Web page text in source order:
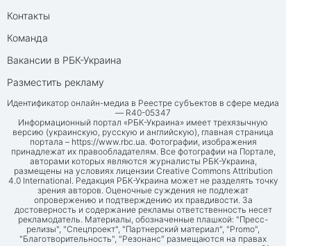
Контакты
Команда
Вакансии в РБК-Украина
Разместить рекламу
Идентификатор онлайн-медиа в Реестре субъектов в сфере медиа
— R40-05347
Информационный портал «РБК-Украина» имеет трехязычную
версию (украинскую, русскую и английскую), главная страница
портала – https://www.rbc.ua. Фотографии, изображения
принадлежат их правообладателям. Все фотографии на Портале,
авторами которых являются журналисты РБК-Украина,
размещены на условиях лицензии Creative Commons Attribution
4.0 International. Редакция РБК-Украина может не разделять точку
зрения авторов. Оценочные суждения не подлежат
опровержению и подтверждению их правдивости. За
достоверность и содержание рекламы ответственность несет
рекламодатель. Материалы, обозначенные плашкой: "Пресс-
релизы", "Спецпроект", "Партнерский материал", "Promo",
"Благотворительность", "Резонанс" размещаются на правах